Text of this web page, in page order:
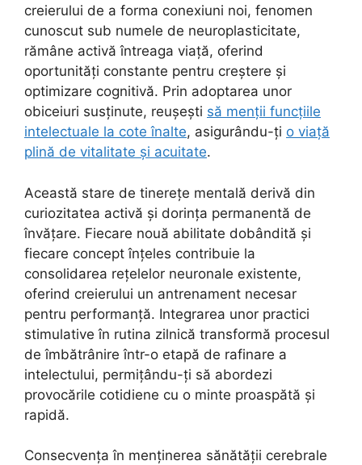
creierului de a forma conexiuni noi, fenomen
cunoscut sub numele de neuroplasticitate,
rămâne activă întreaga viață, oferind
oportunități constante pentru creștere și
optimizare cognitivă. Prin adoptarea unor
obiceiuri susținute, reușești să menții funcțiile
intelectuale la cote înalte, asigurându-ți o viață
plină de vitalitate și acuitate.
Această stare de tinerețe mentală derivă din
curiozitatea activă și dorința permanentă de
învățare. Fiecare nouă abilitate dobândită și
fiecare concept înțeles contribuie la
consolidarea rețelelor neuronale existente,
oferind creierului un antrenament necesar
pentru performanță. Integrarea unor practici
stimulative în rutina zilnică transformă procesul
de îmbătrânire într-o etapă de rafinare a
intelectului, permițându-ți să abordezi
provocările cotidiene cu o minte proaspătă și
rapidă.
Consecvența în menținerea sănătății cerebrale